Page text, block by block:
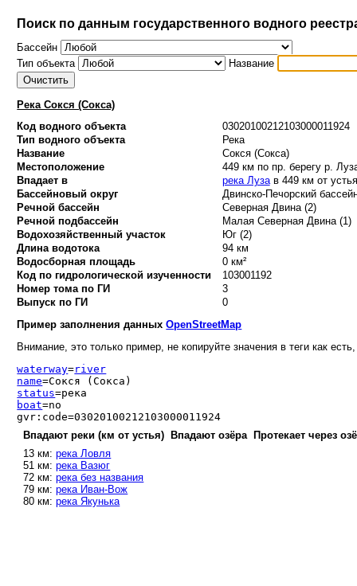
Поиск по данным государственного водного
Бассейн
Тип объекта
Название
Река Сокся (Сокса)
Код водного объекта
03020100212103000011924
Тип водного объекта
Река
Название
Сокся (Сокса)
Местоположение
449 км по пр. берегу р.
Впадает в
река Лузав 449 км от устья
Бассейновый округ
Двинско-Печорский
Речной бассейн
Северная Двина (2)
Речной подбассейн
Малая Северная Двина (1)
Водохозяйственный участок
Юг (2)
Длина водотока
94 км
Водосборная площадь
0 км²
Код по гидрологической изученности
103001192
Номер тома по ГИ
3
Выпуск по ГИ
0
Пример заполнения данныхOpenStreetMap
Внимание, это только пример, не копируйте значения в теги как
waterway=river
name=Сокся (Сокса)
status=река
boat=no
gvr:code=03020100212103000011924
Впадают реки (км от устья)
Впадают озёра
Протекает через
13 км:река Ловля
51 км:река Вазюг
72 км:река без названия
79 км:река Иван-Вож
80 км:река Якунька